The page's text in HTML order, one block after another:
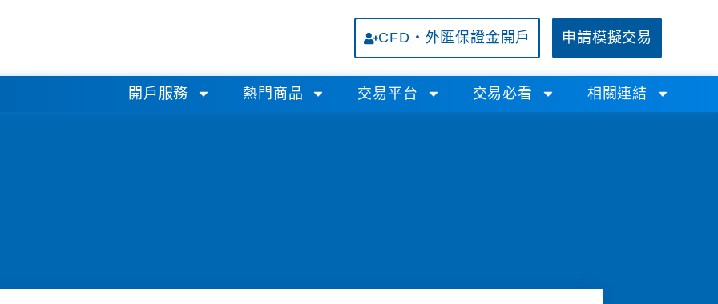
CFD・外匯保證金開戶 申請模擬交易
開戶服務 熱門商品 交易平台 交易必看 相關連結